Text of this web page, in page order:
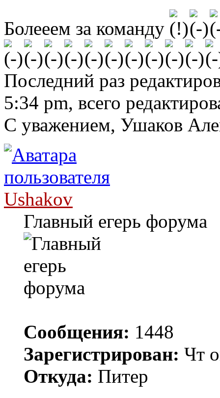
Болееем за команду
Последний раз
5:34 pm, всего
С уважением, Ушаков
Ushakov
Главный егерь форума
Сообщения: 1448
Зарегистрирован: Чт
Откуда: Питер